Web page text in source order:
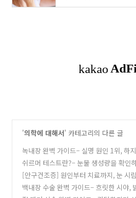
'의학에 대해서' 카테고리의 다른 글
녹내장 완벽 가이드– 실명 원인 1위, 하
발견이 관건입니다 (0)
쉬르머 테스트란?– 눈물 생성량을 확인
건조증 필수 검사
(0)
[안구건조증] 원인부터 치료까지, 눈 시
함의 원인 해결법
(0)
백내장 수술 완벽 가이드– 흐릿한 시야,